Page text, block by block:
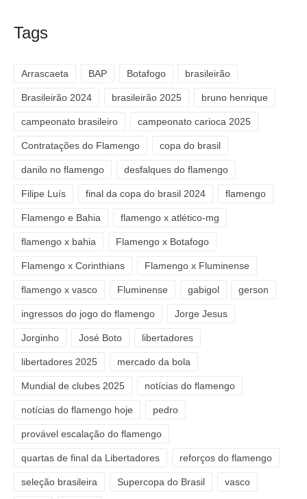
Tags
Arrascaeta BAP Botafogo brasileirão
Brasileirão 2024 brasileirão 2025 bruno henrique
campeonato brasileiro campeonato carioca 2025
Contratações do Flamengo copa do brasil
danilo no flamengo desfalques do flamengo
Filipe Luís final da copa do brasil 2024 flamengo
Flamengo e Bahia flamengo x atlético-mg
flamengo x bahia Flamengo x Botafogo
Flamengo x Corinthians Flamengo x Fluminense
flamengo x vasco Fluminense gabigol gerson
ingressos do jogo do flamengo Jorge Jesus
Jorginho José Boto libertadores
libertadores 2025 mercado da bola
Mundial de clubes 2025 notícias do flamengo
notícias do flamengo hoje pedro
provável escalação do flamengo
quartas de final da Libertadores reforços do flamengo
seleção brasileira Supercopa do Brasil vasco